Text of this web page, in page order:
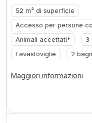
52 m² di superficie
Accesso per persone
Animali accettati*
3
Lavastoviglie
2
Maggiori informazioni